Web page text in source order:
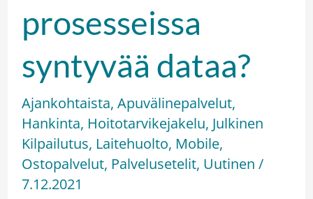
prosesseissa
syntyvää dataa?
Ajankohtaista, Apuvälinepalvelut,
Hankinta, Hoitotarvikejakelu, Julkinen
Kilpailutus, Laitehuolto, Mobile,
Ostopalvelut, Palvelusetelit, Uutinen /
7.12.2021